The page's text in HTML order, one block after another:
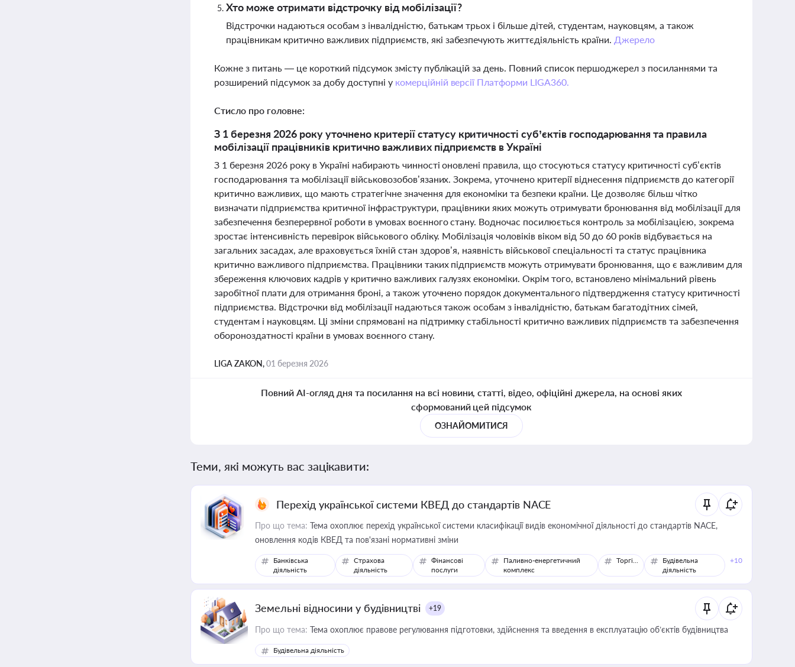
Хто може отримати відстрочку від мобілізації?
Відстрочки надаються особам з інвалідністю, батькам трьох і більше дітей, студентам, науковцям, а також
працівникам критично важливих підприємств, які забезпечують життєдіяльність країни. Джерело
Кожне з питань — це короткий підсумок змісту публікацій за день. Повний список першоджерел з посиланнями та
розширений підсумок за добу доступні у комерційній версії Платформи LIGA360.
Стисло про головне:
З 1 березня 2026 року уточнено критерії статусу критичності суб’єктів господарювання та правила
мобілізації працівників критично важливих підприємств в Україні
З 1 березня 2026 року в Україні набирають чинності оновлені правила, що стосуються статусу критичності суб’єктів
господарювання та мобілізації військовозобов’язаних. Зокрема, уточнено критерії віднесення підприємств до категорії
критично важливих, що мають стратегічне значення для економіки та безпеки країни. Це дозволяє більш чітко
визначати підприємства критичної інфраструктури, працівники яких можуть отримувати бронювання від мобілізації для
забезпечення безперервної роботи в умовах воєнного стану. Водночас посилюється контроль за мобілізацією, зокрема
зростає інтенсивність перевірок військового обліку. Мобілізація чоловіків віком від 50 до 60 років відбувається на
загальних засадах, але враховується їхній стан здоров’я, наявність військової спеціальності та статус працівника
критично важливого підприємства. Працівники таких підприємств можуть отримувати бронювання, що є важливим для
збереження ключових кадрів у критично важливих галузях економіки. Окрім того, встановлено мінімальний рівень
заробітної плати для отримання броні, а також уточнено порядок документального підтвердження статусу критичності
підприємства. Відстрочки від мобілізації надаються також особам з інвалідністю, батькам багатодітних сімей,
студентам і науковцям. Ці зміни спрямовані на підтримку стабільності критично важливих підприємств та забезпечення
обороноздатності країни в умовах воєнного стану.
LIGA ZAKON,01 березня 2026
Повний AI-огляд дня та посилання на всі новини, статті, відео, офіційні джерела, на основі яких
сформований цей підсумок
ОЗНАЙОМИТИСЯ
Теми, які можуть вас зацікавити:
Перехід української системи КВЕД до стандартів NACE
Про що тема: Тема охоплює перехід української системи класифікації видів економічної діяльності до стандартів NACE,
оновлення кодів КВЕД та пов'язані нормативні зміни
Банківська
діяльність
Страхова
діяльність
Фінансові
послуги
Паливно-енергетичний
комплекс
Торгівля
Будівельна
діяльність
+10
Земельні відносини у будівництві +19
Про що тема: Тема охоплює правове регулювання підготовки, здійснення та введення в експлуатацію об’єктів будівництва
Будівельна діяльність